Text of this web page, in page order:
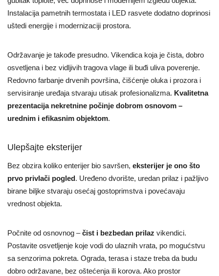
Instalacija pametnih termostata i LED rasvete dodatno doprinosi
uštedi energije i modernizaciji prostora.
Održavanje je takođe presudno. Vikendica koja je čista, dobro
osvetljena i bez vidljivih tragova vlage ili buđi uliva poverenje.
Redovno farbanje drvenih površina, čišćenje oluka i prozora i
servisiranje uređaja stvaraju utisak profesionalizma. Kvalitetna
prezentacija nekretnine počinje dobrom osnovom –
urednim i efikasnim objektom.
Ulepšajte eksterijer
Bez obzira koliko enterijer bio savršen, eksterijer je ono što
prvo privlači pogled. Uređeno dvorište, uredan prilaz i pažljivo
birane biljke stvaraju osećaj gostoprimstva i povećavaju
vrednost objekta.
Počnite od osnovnog –čist i bezbedan prilaz vikendici.
Postavite osvetljenje koje vodi do ulaznih vrata, po mogućstvu
sa senzorima pokreta. Ograda, terasa i staze treba da budu
dobro održavane, bez oštećenja ili korova. Ako prostor